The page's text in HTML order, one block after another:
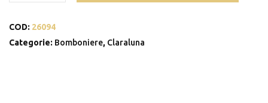
COD: 26094
Categorie: Bomboniere, Claraluna